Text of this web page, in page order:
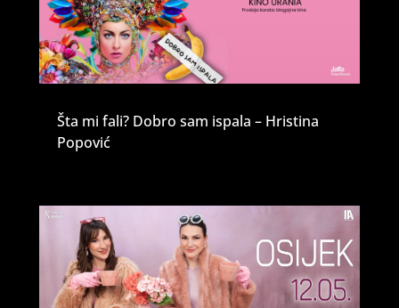
Šta mi fali? Dobro sam ispala – Hristina
Popović